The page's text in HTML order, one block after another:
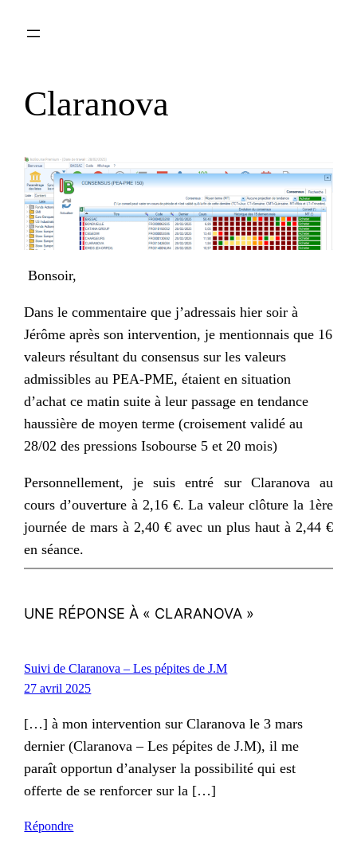
Claranova
Bonsoir,
Dans le commentaire que j’adressais hier soir à
Jérôme après son intervention, je mentionnais que 16
valeurs résultant du consensus sur les valeurs
admissibles au PEA-PME, étaient en situation
d’achat ce matin suite à leur passage en tendance
haussière de moyen terme (croisement validé au
28/02 des pressions Isobourse 5 et 20 mois)
Personnellement, je suis entré sur Claranova au
cours d’ouverture à 2,16 €. La valeur clôture la 1ère
journée de mars à 2,40 € avec un plus haut à 2,44 €
en séance.
UNE RÉPONSE À « CLARANOVA »
Suivi de Claranova – Les pépites de J.M
27 avril 2025
[…] à mon intervention sur Claranova le 3 mars
dernier (Claranova – Les pépites de J.M), il me
paraît opportun d’analyser la possibilité qui est
offerte de se renforcer sur la […]
Répondre